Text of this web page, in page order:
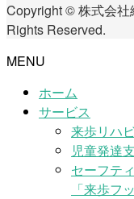
Copyright © 株式会
Rights Reserved.
MENU
ホーム
サービス
来歩リハ
児童発達
セーフテ
「来歩フ